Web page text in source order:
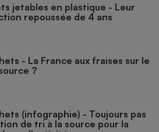
jetables en plastique - Leur
repoussée de 4 ans
- La France aux fraises sur le
?
(infographie) - Toujours pas
de tri à la source pour la